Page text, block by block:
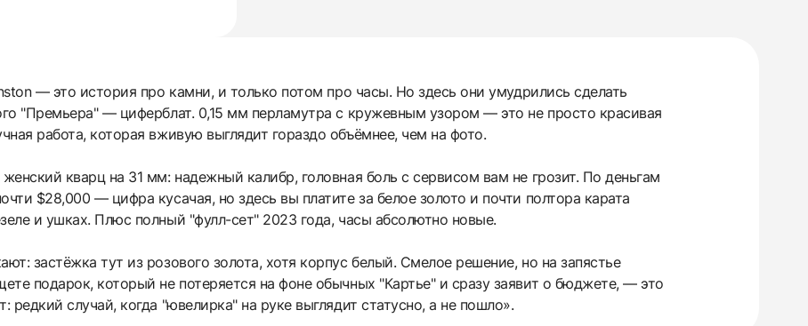
— это история про камни, и только потом про часы. Но здесь они умудрились сделать
"Премьера" — циферблат. 0,15 мм перламутра с кружевным узором — это не просто красивая
работа, которая вживую выглядит гораздо объёмнее, чем на фото.
кварц на 31 мм: надежный калибр, головная боль с сервисом вам не грозит. По деньгам
$28,000 — цифра кусачая, но здесь вы платите за белое золото и почти полтора карата
и ушках. Плюс полный "фулл-сет" 2023 года, часы абсолютно новые.
застёжка тут из розового золота, хотя корпус белый. Смелое решение, но на запястье
подарок, который не потеряется на фоне обычных "Картье" и сразу заявит о бюджете, — это
редкий случай, когда "ювелирка" на руке выглядит статусно, а не пошло».